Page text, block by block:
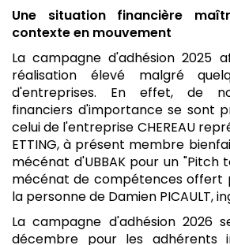
Une situation financière
contexte en mouvement
La campagne d'adhésion 2025
réalisation élevé malgré
d'entreprises. En effet, de
financiers d'importance se sont
celui de l'entreprise CHEREAU
ETTING, à présent membre
mécénat d'UBBAK pour un "Pitch
mécénat de compétences offert
la personne de Damien PICAULT,
La campagne d'adhésion 2026
décembre pour les adhérents